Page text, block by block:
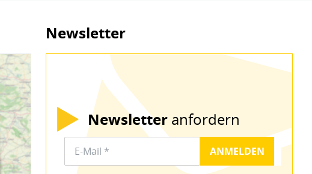
Newsletter
Newsletter anfordern